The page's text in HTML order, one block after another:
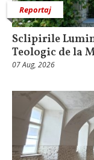
Reportaj
Sclipirile
Teologic de la
07 Aug, 2026